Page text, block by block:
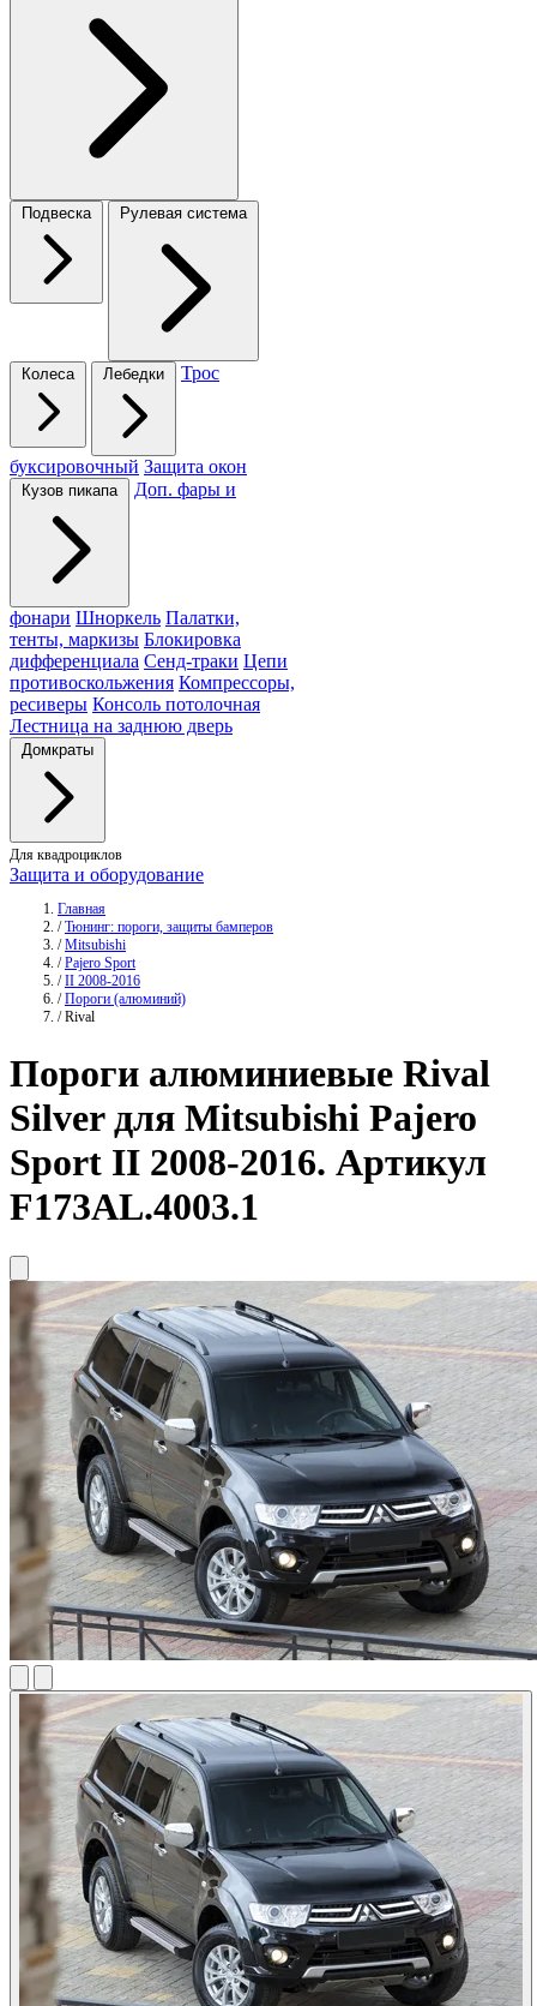
Подвеска Рулевая система
Колеса Лебедки Трос
буксировочный Защита окон
Кузов пикапа Доп. фары и
фонари Шноркель Палатки,
тенты, маркизы Блокировка
дифференциала Сенд-траки Цепи
противоскольжения Компрессоры,
ресиверы Консоль потолочная
Лестница на заднюю дверь
Домкраты
Для квадроциклов
Защита и оборудование
Главная
/ Тюнинг: пороги, защиты бамперов
/ Mitsubishi
/ Pajero Sport
/ II 2008-2016
/ Пороги (алюминий)
/ Rival
Пороги алюминиевые Rival
Silver для Mitsubishi Pajero
Sport II 2008-2016. Артикул
F173AL.4003.1